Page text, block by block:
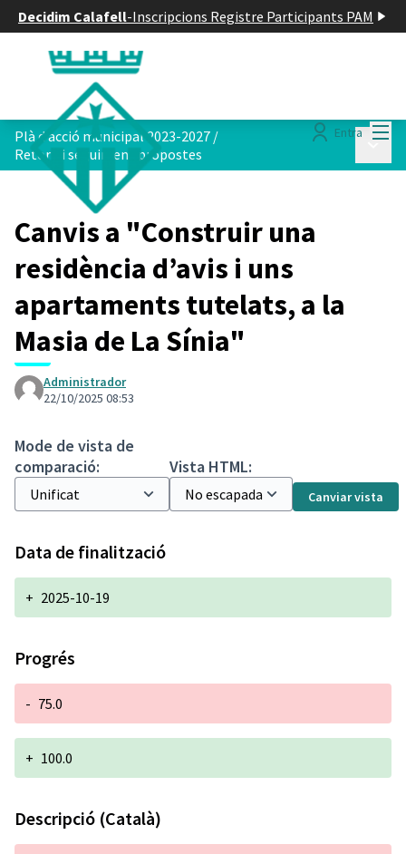
Decidim Calafell-Inscripcions Registre Participants PAM
Entra
Plà d acció municipal 2023-2027 /
Retorn i seguiment propostes
Canvis a "Construir una
residència d’avis i uns
apartaments tutelats, a la
Masia de La Sínia"
Administrador
22/10/2025 08:53
Mode de vista de
comparació:
Vista HTML:
Canviar vista
Data de finalització
+ 2025-10-19
Progrés
- 75.0
+ 100.0
Descripció (Català)